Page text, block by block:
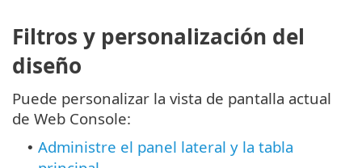
Filtros y personalización del
diseño
Puede personalizar la vista de pantalla actual
de Web Console:
• Administre el panel lateral y la tabla